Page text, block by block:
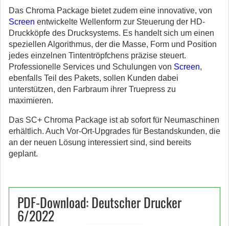
Das Chroma Package bietet zudem eine innovative, von
Screen entwickelte Wellenform zur Steuerung der HD-
Druckköpfe des Drucksystems. Es handelt sich um einen
speziellen Algorithmus, der die Masse, Form und Position
jedes einzelnen Tintentröpfchens präzise steuert.
Professionelle Services und Schulungen von Screen,
ebenfalls Teil des Pakets, sollen Kunden dabei
unterstützen, den Farbraum ihrer Truepress zu
maximieren.
Das SC+ Chroma Package ist ab sofort für Neumaschinen
erhältlich. Auch Vor-Ort-Upgrades für Bestandskunden, die
an der neuen Lösung interessiert sind, sind bereits
geplant.
PDF-Download: Deutscher Drucker
6/2022